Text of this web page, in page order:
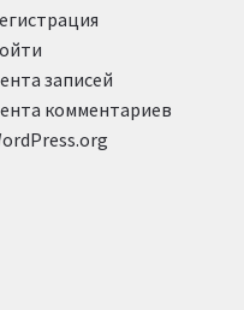
записей
комментариев